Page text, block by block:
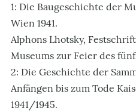
1: Die Baugeschichte der
Wien 1941.
Alphons Lhotsky,
Museums zur Feier des
2: Die Geschichte der
Anfängen bis zum Tode
1941/1945.